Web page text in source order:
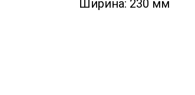
Ширина: 230 мм